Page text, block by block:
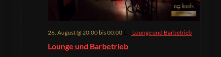
Lounge und Barbetrieb
26. August @ 20:00bis00:00 Lounge und Barbetrieb